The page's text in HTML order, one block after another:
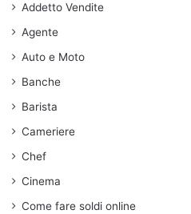
Addetto Vendite
Agente
Auto e Moto
Banche
Barista
Cameriere
Chef
Cinema
Come fare soldi online